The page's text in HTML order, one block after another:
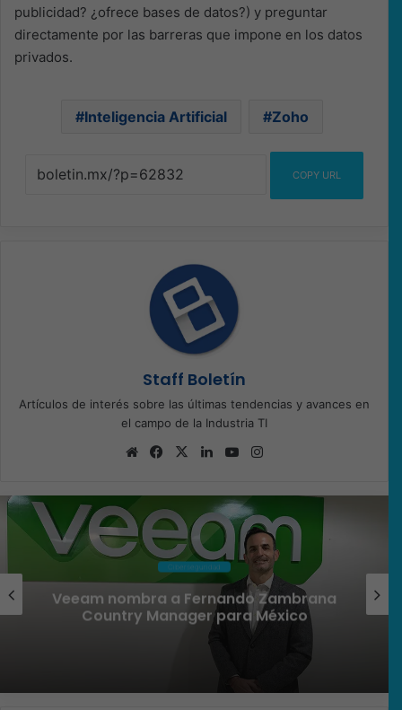
publicidad? ¿ofrece bases de datos?) y preguntar
directamente por las barreras que impone en los datos
privados.
Inteligencia Artificial Zoho
COPY URL
Staff Boletín
Artículos de interés sobre las últimas tendencias y avances en
el campo de la Industria TI
Sitio
Facebook
X LinkedInYouTube
Conectividad
Omada presenta los nuevos Fusion
Gateways que simplifican la
implementación, reducen costos y
aumentan la eficiencia operativa